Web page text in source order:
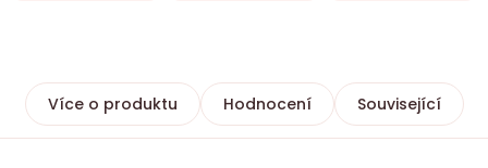
Více o produktu Hodnocení Související